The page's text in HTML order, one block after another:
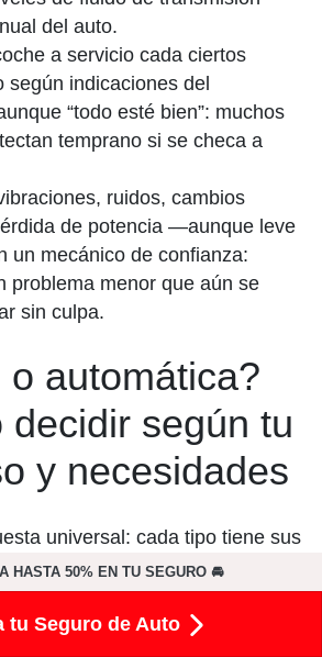
del auto.
a servicio cada ciertos
según indicaciones del
“todo esté bien”: muchos
temprano si se checa a
ruidos, cambios
de potencia —aunque leve
un mecánico de confianza:
problema menor que aún se
sin culpa.
automática?
según tu
y necesidades
universal: cada tipo tiene sus
de ti (tu estilo de vida, dónde
HASTA 50% EN TU SEGURO 🚘
tu Seguro de Auto